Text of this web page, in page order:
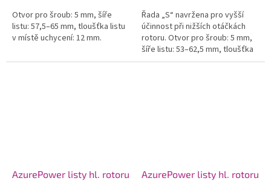
Otvor pro šroub: 5 mm, šíře
listu: 57,5–65 mm, tloušťka listu
v místě uchycení: 12 mm.
Řada „S“ navržena pro vyšší
účinnost při nižších otáčkách
rotoru. Otvor pro šroub: 5 mm,
šíře listu: 53–62,5 mm, tloušťka
listu v místě uchycení: 12 mm.
AzurePower listy hl. rotoru
AzurePower listy hl. rotoru